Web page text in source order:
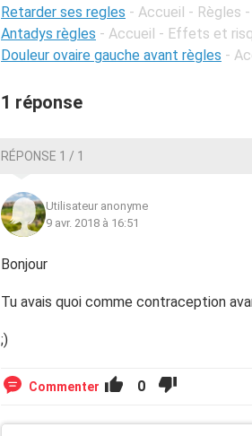
Retarder ses regles - Accueil - Règles
Antadys règles - Accueil - Effets et
Douleur ovaire gauche avant règles -
1 réponse
RÉPONSE 1 / 1
Utilisateur anonyme
9 avr. 2018 à 16:51
Bonjour
Tu avais quoi comme contraception
;)
Commenter 0